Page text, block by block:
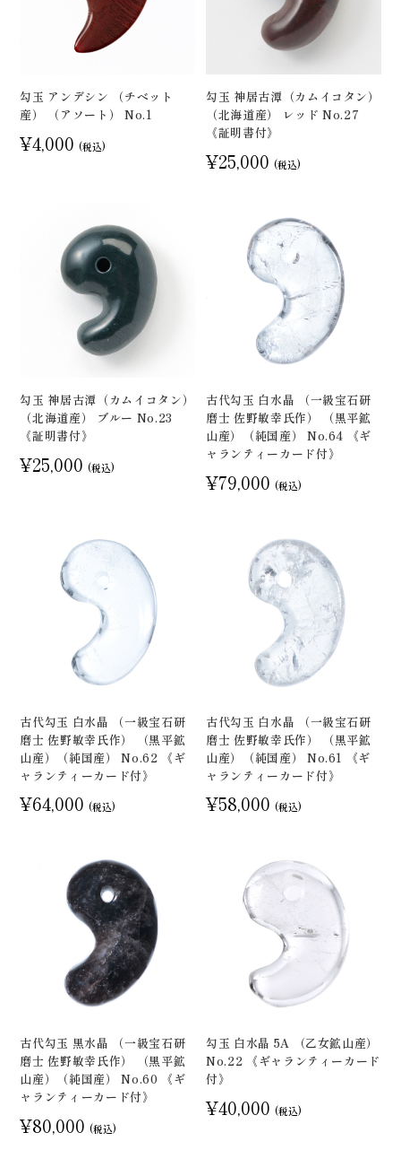
勾玉 アンデシン （チベット
産） （アソート） No.1
¥4,000 (税込)
勾玉 神居古潭（カムイコタン）
（北海道産） レッド No.27
《証明書付》
¥25,000 (税込)
勾玉 神居古潭（カムイコタン）
（北海道産） ブルー No.23
《証明書付》
¥25,000 (税込)
古代勾玉 白水晶 （一級宝石研
磨士 佐野敏幸氏作） （黒平鉱
山産）（純国産） No.64 《ギ
ャランティーカード付》
¥79,000 (税込)
古代勾玉 白水晶 （一級宝石研
磨士 佐野敏幸氏作） （黒平鉱
山産）（純国産） No.62 《ギ
ャランティーカード付》
¥64,000 (税込)
古代勾玉 白水晶 （一級宝石研
磨士 佐野敏幸氏作） （黒平鉱
山産）（純国産） No.61 《ギ
ャランティーカード付》
¥58,000 (税込)
古代勾玉 黒水晶 （一級宝石研
磨士 佐野敏幸氏作） （黒平鉱
山産）（純国産） No.60 《ギ
ャランティーカード付》
¥80,000 (税込)
勾玉 白水晶 5A （乙女鉱山産）
No.22 《ギャランティーカード
付》
¥40,000 (税込)